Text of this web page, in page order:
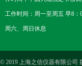
工作时间：周一至周五 早8：
周六、周日休息
© 2019 上海之信仪器有限公司